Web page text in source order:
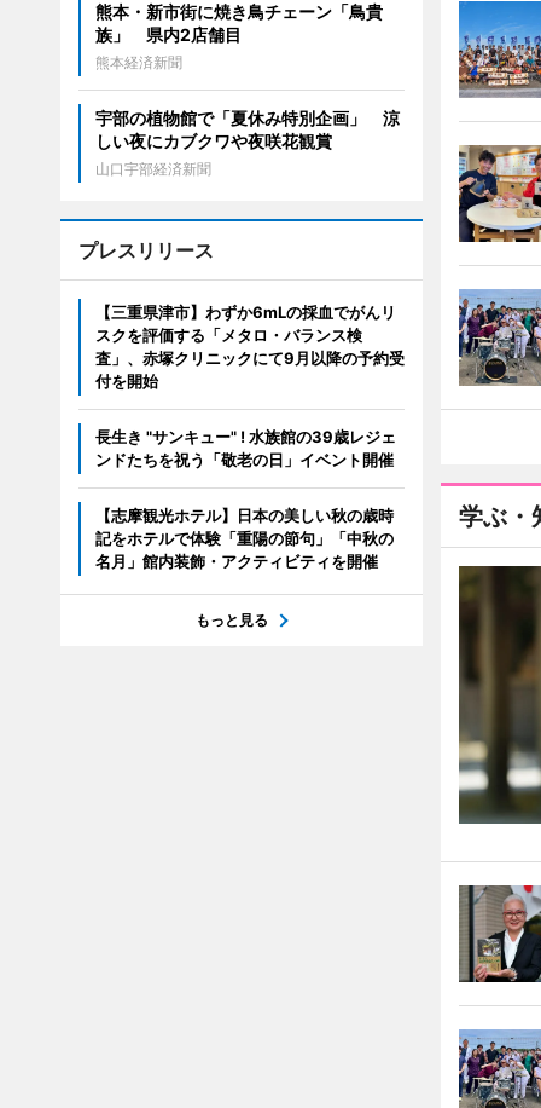
学ぶ・
熊本・新市街に焼き鳥チェーン「鳥貴
族」 県内2店舗目
熊本経済新聞
宇部の植物館で「夏休み特別企画」 涼
しい夜にカブクワや夜咲花観賞
山口宇部経済新聞
プレスリリース
【三重県津市】わずか6mLの採血でがんリ
スクを評価する「メタロ・バランス検
査」、赤塚クリニックにて9月以降の予約受
付を開始
長生き "サンキュー" ! 水族館の39歳レジェ
ンドたちを祝う「敬老の日」イベント開催
【志摩観光ホテル】日本の美しい秋の歳時
記をホテルで体験「重陽の節句」「中秋の
名月」館内装飾・アクティビティを開催
もっと見る